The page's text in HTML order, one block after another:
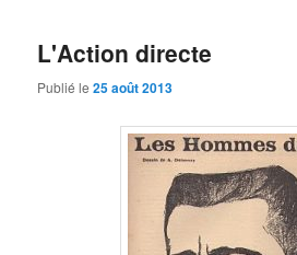
L'Action directe
Publié le25 août 2013